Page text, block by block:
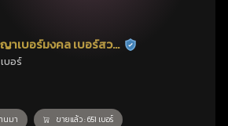
เบอร์มงคล เบอร์สวย
ตร์
ร้านยืนยันแล้ว
บอร์
นมา ขายแล้ว : 651 เบอร์